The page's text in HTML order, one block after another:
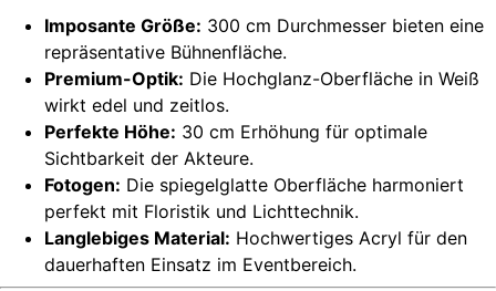
Imposante Größe: 300 cm Durchmesser bieten eine
repräsentative Bühnenfläche.
Premium-Optik: Die Hochglanz-Oberfläche in Weiß
wirkt edel und zeitlos.
Perfekte Höhe: 30 cm Erhöhung für optimale
Sichtbarkeit der Akteure.
Fotogen: Die spiegelglatte Oberfläche harmoniert
perfekt mit Floristik und Lichttechnik.
Langlebiges Material: Hochwertiges Acryl für den
dauerhaften Einsatz im Eventbereich.